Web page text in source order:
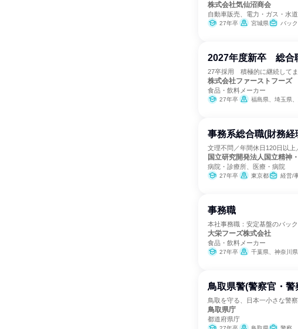
株式会社気仙沼商会
自動車販売、電力・ガス・水
27年卒 宮城県 バッ
2027年度新卒 総合
27卒採用 積極的に継続してま
株式会社ファーストフーズ
食品・飲料メーカー
27年卒 福島県、埼玉県
事務系総合職(財務
文理不問／年間休日120日以
国立研究開発法人国立精神
病院・診療所、医療・病院
27年卒 東京都 経営/
事務職
本社事務職：安定基盤のバッ
大栄フーズ株式会社
食品・飲料メーカー
27年卒 千葉県、神奈川県
鳥取県警(警察官・警
鳥取を守る、日本一小さな警察
鳥取県庁
都道府県庁